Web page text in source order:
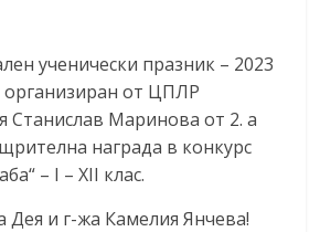
ученически празник – 2023
организиран от ЦПЛР
Станислав Маринова от 2. а
награда в конкурс
– I – XII клас.
Дея и г-жа Камелия Янчева!